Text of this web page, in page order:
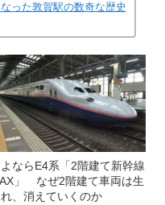
った敦賀駅の数奇な歴史
ならE4系「2階建て新幹線
」 なぜ2階建て車両は生
れ、消えていくのか